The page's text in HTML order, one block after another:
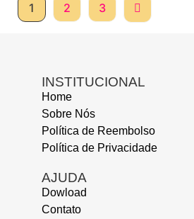
1 2 3
INSTITUCIONAL
Home
Sobre Nós
Política de Reembolso
Política de Privacidade
AJUDA
Dowload
Contato